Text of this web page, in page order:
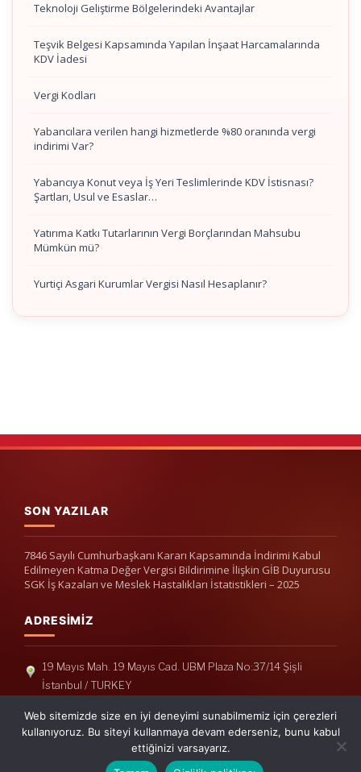
Teknoloji Geliştirme Bölgelerindeki Avantajlar
Teşvik Belgesi Kapsamında Yapılan İnşaat Harcamalarında
KDV İadesi
Vergi Kodları
Yabancılara verilen hangi hizmetlerde %80 oranında vergi
indirimi Var?
Yabancıya Konut veya İş Yeri Teslimlerinde KDV İstisnası?
Şartları, Usul ve Esaslar…
Yatırıma Katkı Tutarlarının Vergi Borçlarından Mahsubu
Mümkün mü?
Yurtiçi Asgari Kurumlar Vergisi Nasıl Hesaplanır?
SON YAZILAR
7846 Sayılı Cumhurbaşkanı Kararı Kapsamında İndirimi Kabul
Edilmeyen Katma Değer Vergisi Bildirimine İlişkin GİB Duyurusu
SGK İş Kazaları ve Meslek Hastalıkları İstatistikleri – 2025
ADRESIMIZ
19 Mayıs Mah. 19 Mayıs Cad. UBM Plaza No:37/14 Şişli
İstanbul / TURKEY
Telefon: +90(212) 240 33 39
Telefon: +90(212) 248 19 36
info@erisymm.com
Web sitemizde size en iyi deneyimi sunabilmemiz için çerezleri
kullanıyoruz. Bu siteyi kullanmaya devam ederseniz, bunu kabul
ettiğinizi varsayarız.